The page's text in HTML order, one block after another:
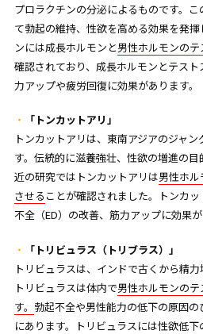
プロラクチンの分泌によるものです。
て勃起の維持、性欲を高める効果を発
ンには成長ホルモンと男性ホルモンの
確認されており、成長ホルモンとテス
力アップや疲労回復に効果があります。
「トンカットアリ」
トンカットアリは、東南アジアのジャ
す。伝統的に滋養強壮、性欲の増進の
近の研究ではトンカットアリは男性ホ
させる ことが確認されました。トンカ
不全（ED）の改善、筋力アップに効果が
「トリビュラス（トリブラス）」
トリビュラスは、インドで古くから精力
トリビュラスは体内で男性ホルモンの
す。 勃起不全や男性能力の低下の原因
にあります。トリビュラスには性欲低